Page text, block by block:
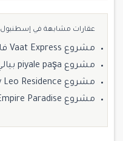
عقارات مشابهة في إسطنبول
مشروع Vaat Express فات إكسبريس
مشروع piyale paşa بيالي باشا
مشروع Galatasaray Leo Residence
مشروع Empire Paradise